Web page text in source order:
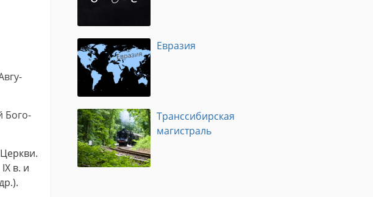
Бо­го­
в. и
Евразия
Транссибирская
магистраль